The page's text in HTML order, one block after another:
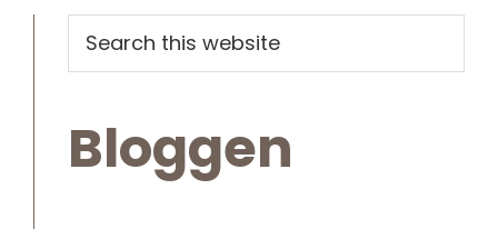
Primary
Sidebar
this
website
Bloggen